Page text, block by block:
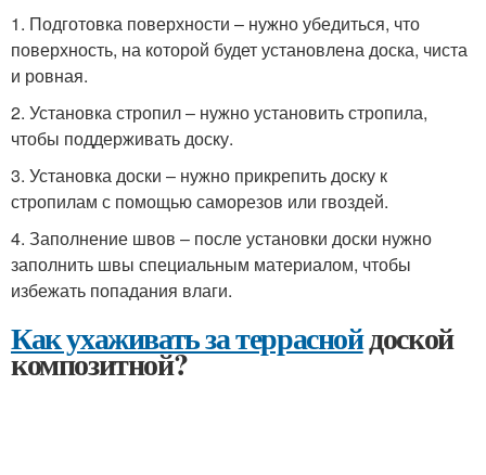
1. Подготовка поверхности – нужно убедиться, что
поверхность, на которой будет установлена доска, чиста
и ровная.
2. Установка стропил – нужно установить стропила,
чтобы поддерживать доску.
3. Установка доски – нужно прикрепить доску к
стропилам с помощью саморезов или гвоздей.
4. Заполнение швов – после установки доски нужно
заполнить швы специальным материалом, чтобы
избежать попадания влаги.
Как ухаживать за терраснойдоской
композитной?